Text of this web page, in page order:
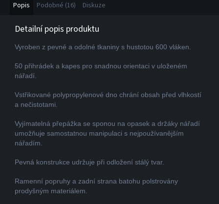
Popis Podobné (16) Diskuze
Detailní popis produktu
Vyroben z pevné a odolné tkaniny s hustotou 600 vláken.
50 přihrádek a kapes pro snadnou orientaci v uloženém
nářadí.
Vstřikované polypropylenové dno chrání obsah před vlhkostí
a nečistotami.
Vyjímatelná přepážka se sponou na opasek a držáky nářadí
umožňuje samostatnou manipulaci s nejpoužívanějším
nářadím.
Pevná konstrukce udržuje při odložení stálý tvar.
Ramenní popruhy a zadní strana batohu polstrovány
prodyšným materiálem.